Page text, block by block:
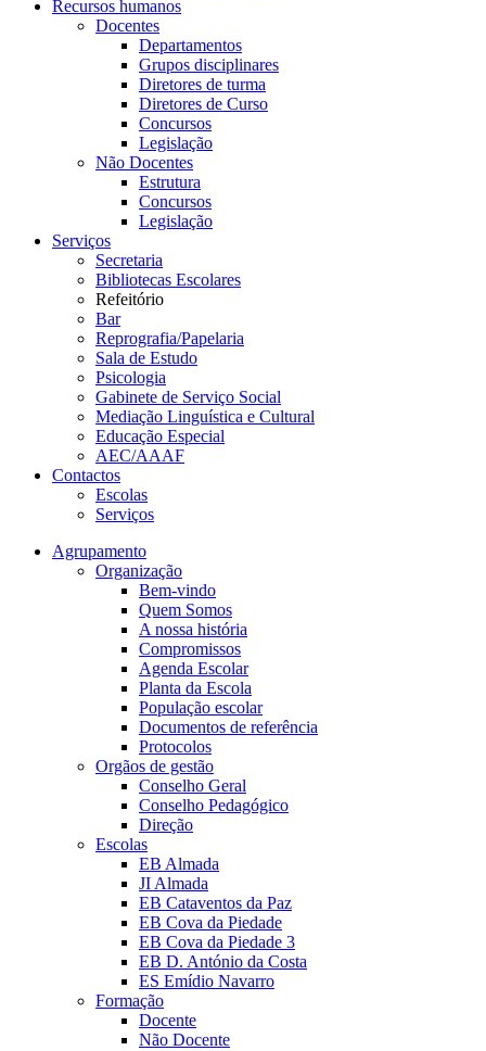
Recursos humanos
Docentes
Departamentos
Grupos disciplinares
Diretores de turma
Diretores de Curso
Concursos
Legislação
Não Docentes
Estrutura
Concursos
Legislação
Serviços
Secretaria
Bibliotecas Escolares
Refeitório
Bar
Reprografia/Papelaria
Sala de Estudo
Psicologia
Gabinete de Serviço Social
Mediação Linguística e Cultural
Educação Especial
AEC/AAAF
Contactos
Escolas
Serviços
Agrupamento
Organização
Bem-vindo
Quem Somos
A nossa história
Compromissos
Agenda Escolar
Planta da Escola
População escolar
Documentos de referência
Protocolos
Orgãos de gestão
Conselho Geral
Conselho Pedagógico
Direção
Escolas
EB Almada
JI Almada
EB Cataventos da Paz
EB Cova da Piedade
EB Cova da Piedade 3
EB D. António da Costa
ES Emídio Navarro
Formação
Docente
Não Docente